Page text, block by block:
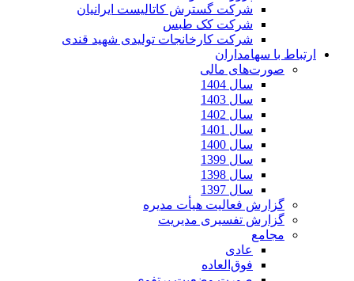
شرکت گسترش کاتالیست ایرانیان
شرکت کک طبس
شرکت کارخانجات تولیدی شهید قندی
ارتباط با سهامداران
صورت‌های مالی
سال 1404
سال 1403
سال 1402
سال 1401
سال 1400
سال 1399
سال 1398
سال 1397
گزارش فعالیت هیأت مدیره
گزارش تفسیری مدیریت
مجامع
عادی
فوق‌العاده